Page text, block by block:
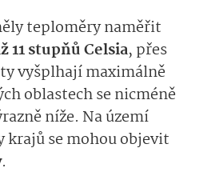
teploměry naměřit
11 stupňů Celsia, přes
vyšplhají maximálně
oblastech se nicméně
níže. Na území
krajů se mohou objevit
.